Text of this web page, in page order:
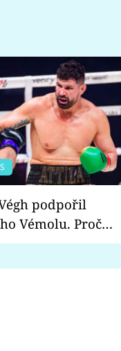
Vémolu. Proč
zápasit s ním než